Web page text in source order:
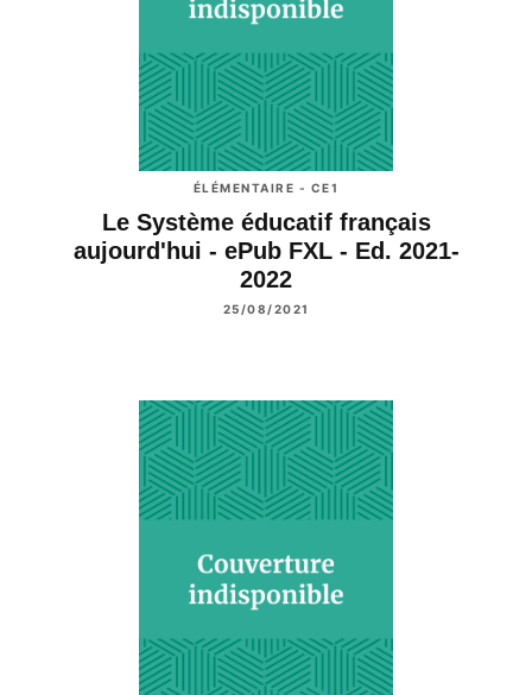
ÉLÉMENTAIRE - CE1
Le Système éducatif français
aujourd'hui - ePub FXL - Ed. 2021-
2022
25/08/2021